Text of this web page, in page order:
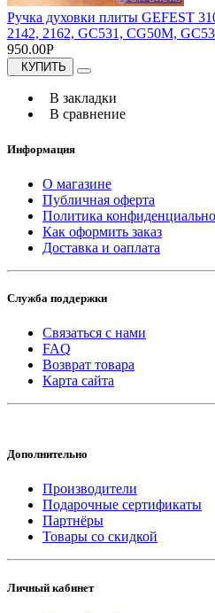
Ручка духовки плиты GEFEST
2142, 2162, GC531, CG50M,
950.00Р
КУПИТЬ
В закладки
В сравнение
Информация
О магазине
Публичная оферта
Политика
Как оформить заказ
Доставка и оаплата
Служба поддержки
Связаться с нами
FAQ
Возврат товара
Карта сайта
Дополнительно
Производители
Подарочные сертификаты
Партнёры
Товары со скидкой
Личный кабинет